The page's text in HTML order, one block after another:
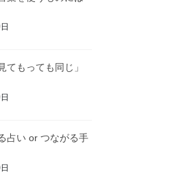
てもっても同じ」
占い or つながる手